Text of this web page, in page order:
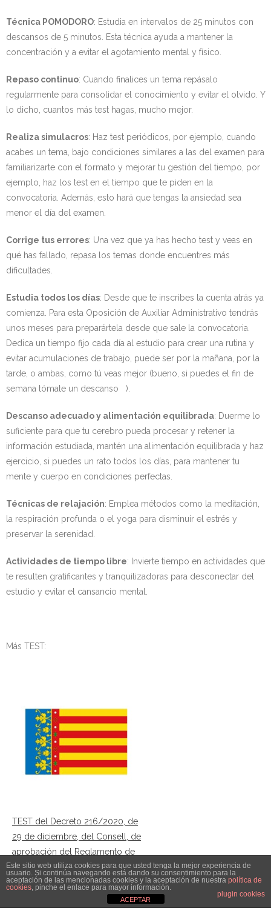
Técnica POMODORO: Estudia en intervalos de 25 minutos con
descansos de 5 minutos. Esta técnica ayuda a mantener la
concentración y a evitar el agotamiento mental y físico.
Repaso continuo: Cuando finalices un tema repásalo
regularmente para consolidar el conocimiento y evitar el olvido. Y
lo dicho, cuantos más test hagas, mucho mejor.
Realiza simulacros: Haz test periódicos, por ejemplo, cuando
acabes un tema, bajo condiciones similares a las del examen para
familiarizarte con el formato y mejorar tu gestión del tiempo, por
ejemplo, haz los test en el tiempo que te piden en la
convocatoria. Además, esto hará que tengas la ansiedad sea
menor el día del examen.
Corrige tus errores: Una vez que ya has hecho test y veas en
qué has fallado, repasa los temas donde encuentres más
dificultades.
Estudia todos los días: Desde que te inscribes la cuenta atrás ya
comienza. Para esta Oposición de Auxiliar Administrativo tendrás
unos meses para preparártela desde que sale la convocatoria.
Dedica un tiempo fijo cada día al estudio para crear una rutina y
evitar acumulaciones de trabajo, puede ser por la mañana, por la
tarde, o ambas, como tú veas mejor (bueno, si puedes el fin de
semana tómate un descanso ​ ).
Descanso adecuado y alimentación equilibrada: Duerme lo
suficiente para que tu cerebro pueda procesar y retener la
información estudiada, mantén una alimentación equilibrada y haz
ejercicio, si puedes un rato todos los días, para mantener tu
mente y cuerpo en condiciones perfectas.
Técnicas de relajación: Emplea métodos como la meditación,
la respiración profunda o el yoga para disminuir el estrés y
preservar la serenidad.
Actividades de tiempo libre: Invierte tiempo en actividades que
te resulten gratificantes y tranquilizadoras para desconectar del
estudio y evitar el cansancio mental.
Más TEST:
TEST del Decreto 216/2020, de
29 de diciembre, del Consell, de
aprobación del Reglamento de
organización, régimen jurídico y
funcional de LABORA Servicio
Valenciano de Ocupación y
Este sitio web utiliza cookies para que usted tenga la mejor experiencia de
usuario. Si continúa navegando está dando su consentimiento para la
aceptación de las mencionadas cookies y la aceptación de nuestra política de
cookies, pinche el enlace para mayor información.
plugin cookies
ACEPTAR